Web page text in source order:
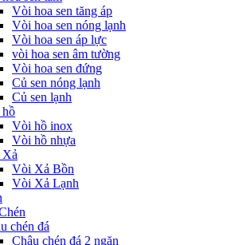
Vòi hoa sen tăng áp
Vòi hoa sen nóng lạnh
Vòi hoa sen áp lực
vòi hoa sen âm tường
Vòi hoa sen đứng
Củ sen nóng lạnh
Củ sen lạnh
Vòi hồ inox
Vòi hồ nhựa
Vòi Xả Bồn
Vòi Xả Lạnh
chén đá
Chậu chén đá 2 ngăn